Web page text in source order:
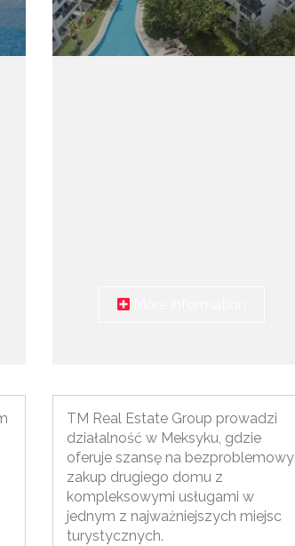
TM Real Estate Group prowadzi
działalność w Meksyku, gdzie
oferuje szansę na bezproblemowy
zakup drugiego domu z
kompleksowymi usługami w
jednym z najważniejszych miejsc
turystycznych.